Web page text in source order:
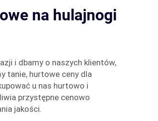
na hulajnogi
i dbamy o naszych klientów,
tanie, hurtowe ceny dla
u nas hurtowo i
przystępne cenowo
jakości.